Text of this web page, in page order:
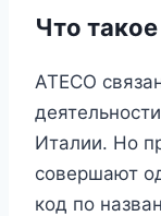
Что такое
ATECO
Италии. Но
совершают
код по